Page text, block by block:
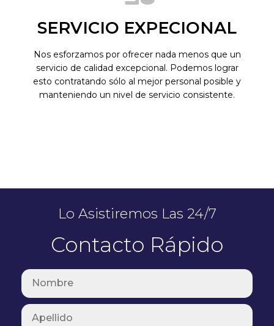
SERVICIO EXPECIONAL
Nos esforzamos por ofrecer nada menos que un
servicio de calidad excepcional. Podemos lograr
esto contratando sólo al mejor personal posible y
manteniendo un nivel de servicio consistente.
Lo Asistiremos Las 24/7
Contacto Rápido